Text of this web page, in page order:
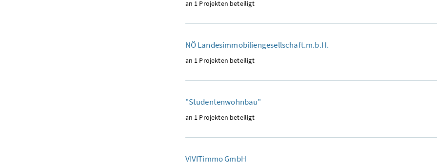
an 1 Projekten beteiligt
NÖ Landesimmobiliengesellschaft.m.b.H.
an 1 Projekten beteiligt
"Studentenwohnbau"
an 1 Projekten beteiligt
VIVITimmo GmbH